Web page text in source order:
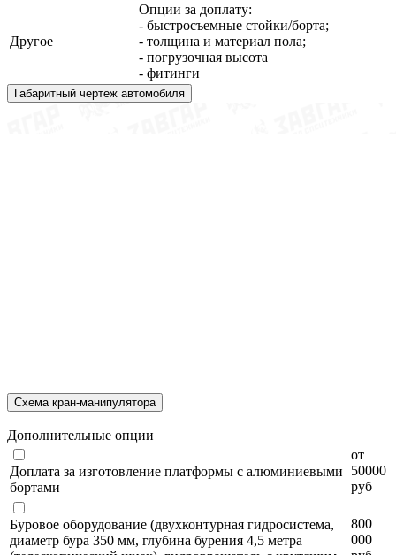
Другое
Опции за доплату:
- быстросъемные стойки/борта;
- толщина и материал пола;
- погрузочная высота
- фитинги
Габаритный чертеж автомобиля
Схема кран-манипулятора
Дополнительные опции
Доплата за изготовление платформы с алюминиевыми
бортами
от
50000
руб
Буровое оборудование (двухконтурная гидросистема,
диаметр бура 350 мм, глубина бурения 4,5 метра
800
000